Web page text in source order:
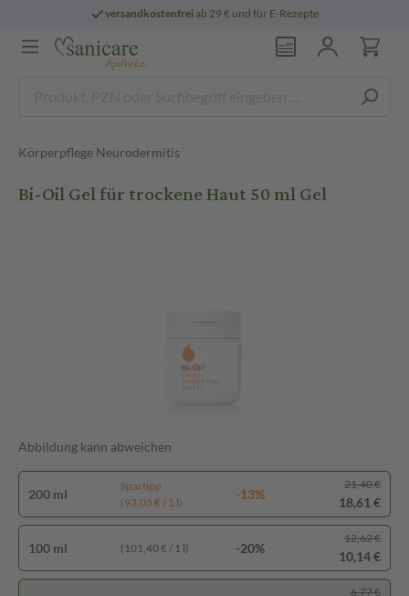
versandkostenfreiab 29 € und für E-Rezepte
Körperpflege Neurodermitis
Bi-Oil Gel für trockene Haut 50 ml Gel
Abbildung kann abweichen
200 ml
Spartipp
(93,05 € / 1 l)
-13%
21,40 €
18,61 €
100 ml (101,40 € / 1 l) -20%
12,62 €
10,14 €
6,77 €